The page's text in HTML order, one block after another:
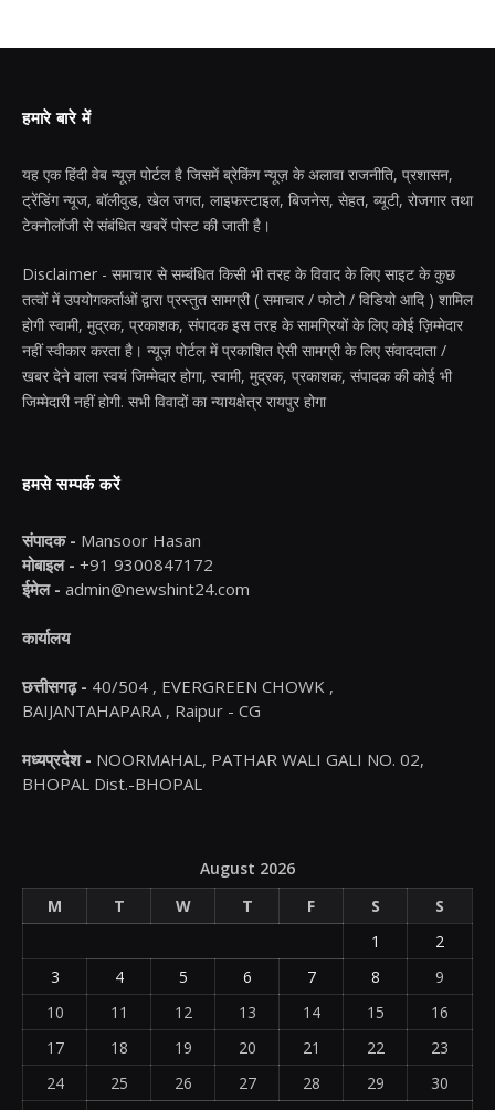
हमारे बारे में
यह एक हिंदी वेब न्यूज़ पोर्टल है जिसमें ब्रेकिंग न्यूज़ के अलावा राजनीति, प्रशासन,
ट्रेंडिंग न्यूज, बॉलीवुड, खेल जगत, लाइफस्टाइल, बिजनेस, सेहत, ब्यूटी, रोजगार तथा
टेक्नोलॉजी से संबंधित खबरें पोस्ट की जाती है।
Disclaimer - समाचार से सम्बंधित किसी भी तरह के विवाद के लिए साइट के कुछ
तत्वों में उपयोगकर्ताओं द्वारा प्रस्तुत सामग्री ( समाचार / फोटो / विडियो आदि ) शामिल
होगी स्वामी, मुद्रक, प्रकाशक, संपादक इस तरह के सामग्रियों के लिए कोई ज़िम्मेदार
नहीं स्वीकार करता है। न्यूज़ पोर्टल में प्रकाशित ऐसी सामग्री के लिए संवाददाता /
खबर देने वाला स्वयं जिम्मेदार होगा, स्वामी, मुद्रक, प्रकाशक, संपादक की कोई भी
जिम्मेदारी नहीं होगी. सभी विवादों का न्यायक्षेत्र रायपुर होगा
हमसे सम्पर्क करें
संपादक - Mansoor Hasan
मोबाइल - +91 9300847172
ईमेल - admin@newshint24.com
कार्यालय
छत्तीसगढ़ - 40/504 , EVERGREEN CHOWK ,
BAIJANTAHAPARA , Raipur - CG
मध्यप्रदेश - NOORMAHAL, PATHAR WALI GALI NO. 02,
BHOPAL Dist.-BHOPAL
August 2026
M
T W T F S
S
1
2
3
4 5 6 7 8
9
10
11 12 13 14 15
16
17
18 19 20 21 22
23
24
25 26 27 28 29
30